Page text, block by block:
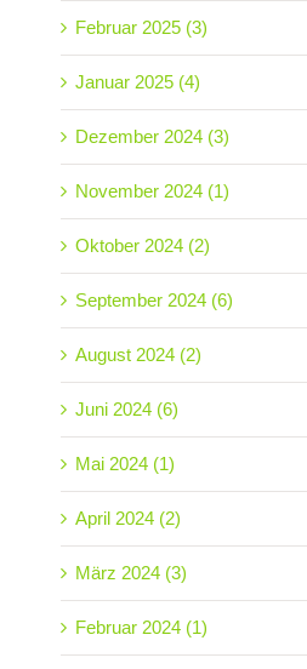
Februar 2025 (3)
Januar 2025 (4)
Dezember 2024 (3)
November 2024 (1)
Oktober 2024 (2)
September 2024 (6)
August 2024 (2)
Juni 2024 (6)
Mai 2024 (1)
April 2024 (2)
März 2024 (3)
Februar 2024 (1)